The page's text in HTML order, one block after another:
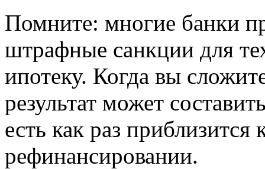
Помните: многие банки
штрафные санкции для
ипотеку. Когда вы
результат может
есть как раз
рефинансировании.